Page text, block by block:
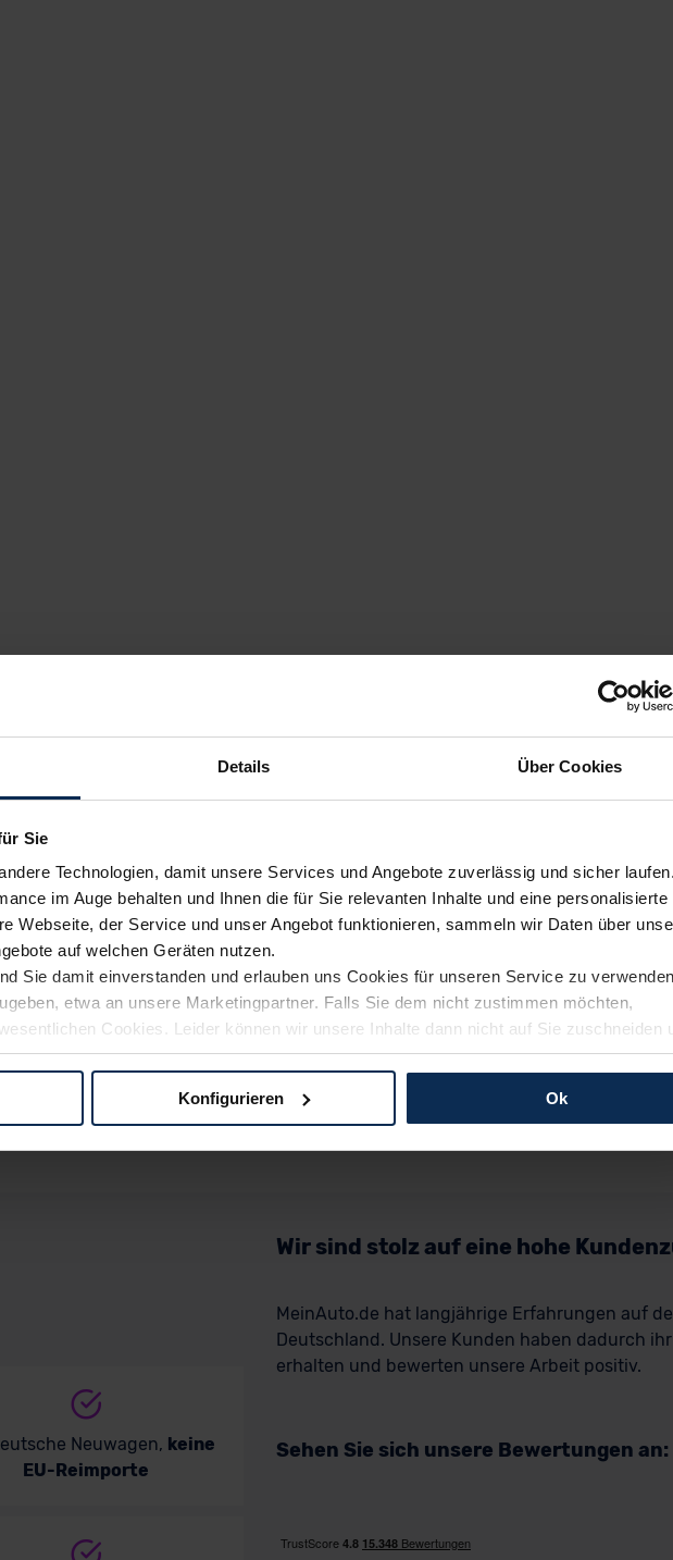
Details Über Cookies
Sie
Technologien, damit unsere Services und Angebote zuverlässig und sicher
im Auge behalten und Ihnen die für Sie relevanten Inhalte und eine personalisierte
Webseite, der Service und unser Angebot funktionieren, sammeln wir Daten über
auf welchen Geräten nutzen.
Sie damit einverstanden und erlauben uns Cookies für unseren Service zu
etwa an unsere Marketingpartner. Falls Sie dem nicht zustimmen möchten,
Cookies. Leider können wir unsere Inhalte dann nicht auf Sie zuschneiden
Weg zu Ihrem Neuwagen unterstützen. Sie können die Einstellungen jederzeit
Sie hierzu Ihre Einwilligung freiwillig erteilen. Nähere Informationen zu den
Konfigurieren Ok
Neuwagen, keine
EU-Reimporte
Wir sind stolz auf eine hohe
MeinAuto.de hat langjährige Erfahrungen auf
Deutschland. Unsere Kunden haben dadurch
erhalten und bewerten unsere Arbeit positiv.
Sehen Sie sich unsere Bewertungen an: